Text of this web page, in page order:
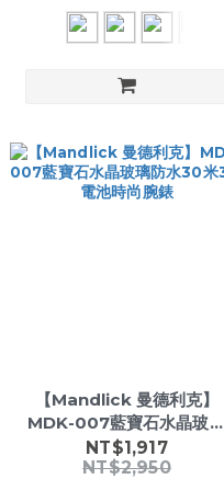
【Mandlick 曼德利克】
MDK-007藍寶石水晶玻璃
防水30米3年電池時尚腕錶
NT$1,917
NT$2,950